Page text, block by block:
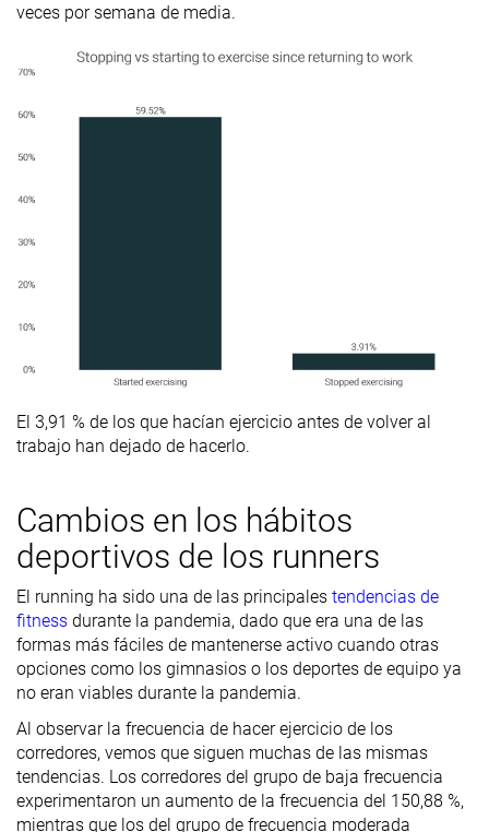
veces por semana de media.
El 3,91 % de los que hacían ejercicio antes de volver al
trabajo han dejado de hacerlo.
Cambios en los hábitos
deportivos de los runners
El running ha sido una de las principales tendencias de
fitness durante la pandemia, dado que era una de las
formas más fáciles de mantenerse activo cuando otras
opciones como los gimnasios o los deportes de equipo ya
no eran viables durante la pandemia.
Al observar la frecuencia de hacer ejercicio de los
corredores, vemos que siguen muchas de las mismas
tendencias. Los corredores del grupo de baja frecuencia
experimentaron un aumento de la frecuencia del 150,88 %,
mientras que los del grupo de frecuencia moderada